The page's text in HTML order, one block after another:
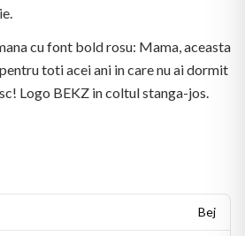
cu font bold rosu: Mama, aceasta
toti acei ani in care nu ai dormit
Logo BEKZ in coltul stanga-jos.
Bej